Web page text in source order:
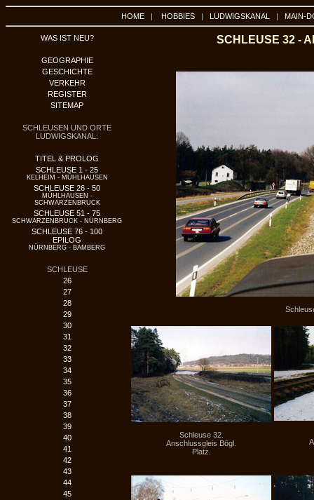
HOME | HOBBIES | LUDWIGSKANAL | MAIN-
WAS IST NEU?
GEOGRAPHIE
GESCHICHTE
VERKEHR
REGISTER
SITEMAP
SCHLEUSEN UND ORTE
LUDWIGSKANAL:
TITEL & PROLOG
SCHLEUSE 1 - 25
KELHEIM - MÜHLHAUSEN
SCHLEUSE 26 - 50
MÜHLHAUSEN -
SCHWARZENBRUCK
SCHLEUSE 51 - 75
SCHWARZENBRUCK - NÜRNBERG
SCHLEUSE 76 - 100
EPILOG
NÜRNBERG - BAMBERG
SCHLEUSE
26
27
28
29
30
31
32
33
34
35
36
37
38
39
40
41
42
43
44
45
SCHLEUSE 32 -
Schleuse 32.
Anschlussgleis Bögl.
Platz.